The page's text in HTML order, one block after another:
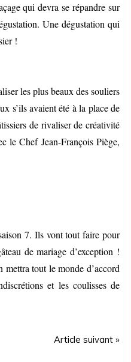
qui devra se répandre sur
Une dégustation qui
!
les plus beaux des souliers
s’ils avaient été à la place de
de rivaliser de créativité
le Chef Jean-François Piège,
7. Ils vont tout faire pour
de mariage d’exception !
tout le monde d’accord
et les coulisses de
Article suivant »